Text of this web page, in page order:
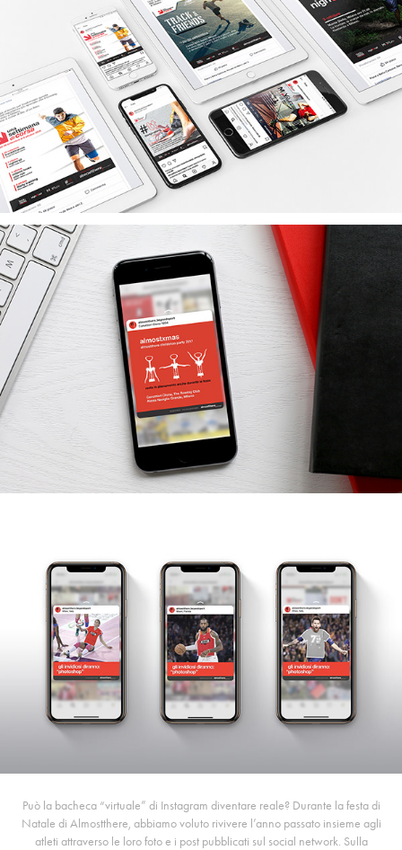
Può la bacheca “virtuale” di Instagram diventare reale? Durante la festa di
Natale di Almostthere, abbiamo voluto rivivere l’anno passato insieme agli
atleti attraverso le loro foto e i post pubblicati sul social network. Sulla